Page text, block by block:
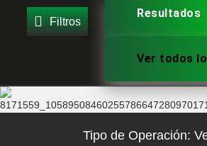
Resultados
Ver todos
Filtros
Tipo de Operación: